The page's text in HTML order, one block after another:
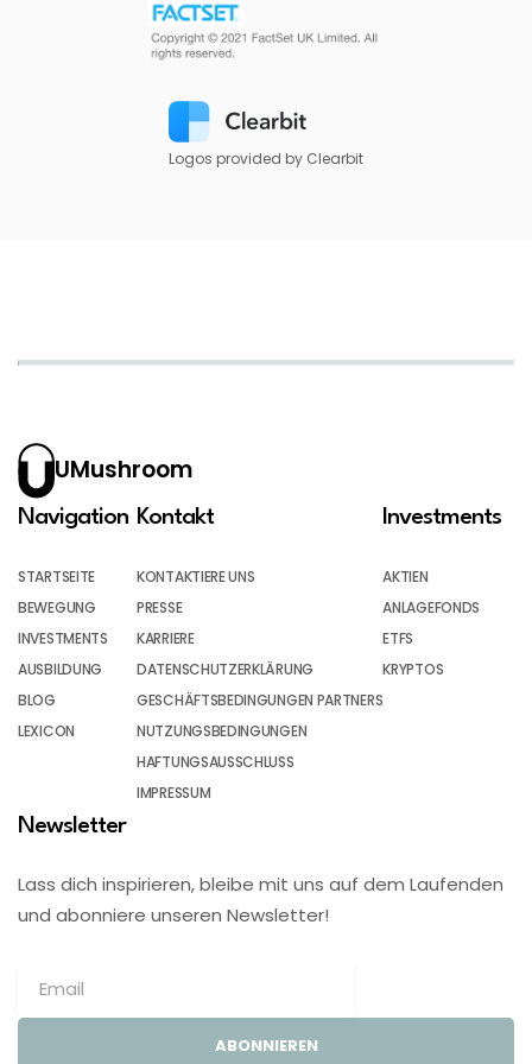
Logos provided by Clearbit
UMushroom
Navigation
STARTSEITE
BEWEGUNG
INVESTMENTS
AUSBILDUNG
BLOG
LEXICON
Kontakt
KONTAKTIERE UNS
PRESSE
KARRIERE
DATENSCHUTZERKLÄRUNG
GESCHÄFTSBEDINGUNGEN PARTNERS
NUTZUNGSBEDINGUNGEN
HAFTUNGSAUSSCHLUSS
IMPRESSUM
Investments
AKTIEN
ANLAGEFONDS
ETFS
KRYPTOS
Newsletter
Lass dich inspirieren, bleibe mit uns auf dem Laufenden
und abonniere unseren Newsletter!
ABONNIEREN